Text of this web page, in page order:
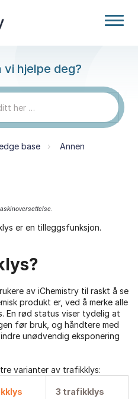
vi hjelpe deg?
base Annen
er en tilleggsfunksjon.
av iChemistry til raskt å se
produkt er, ved å merke alle
En rød status viser tydelig at
før bruk, og håndtere med
unødvendig eksponering
varianter av trafikklys:
3 trafikklys